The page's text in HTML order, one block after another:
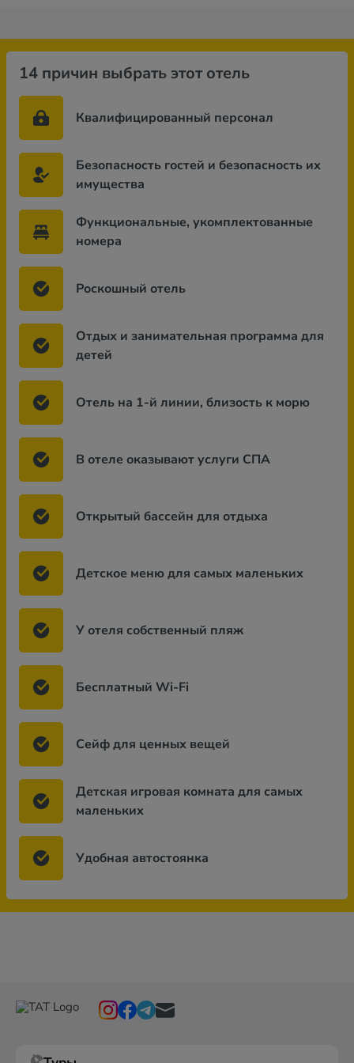
14 причин выбрать этот отель
Квалифицированный персонал
Безопасность гостей и безопасность их
имущества
Функциональные, укомплектованные
номера
Роскошный отель
Отдых и занимательная программа для
детей
Отель на 1-й линии, близость к морю
В отеле оказывают услуги СПА
Открытый бассейн для отдыха
Детское меню для самых маленьких
У отеля собственный пляж
Бесплатный Wi-Fi
Сейф для ценных вещей
Детская игровая комната для самых
маленьких
Удобная автостоянка